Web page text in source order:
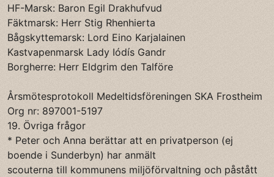
HF-Marsk: Baron Egil Drakhufvud
Fäktmarsk: Herr Stig Rhenhierta
Bågskyttemarsk: Lord Eino Karjalainen
Kastvapenmarsk Lady Iódís Gandr
Borgherre: Herr Eldgrim den Talföre
Årsmötesprotokoll Medeltidsföreningen SKA Frostheim
Org nr: 897001-5197
19. Övriga frågor
* Peter och Anna berättar att en privatperson (ej
boende i Sunderbyn) har anmält
scouterna till kommunens miljöförvaltning och påstått